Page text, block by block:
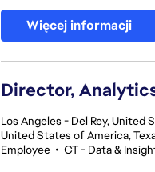
Więcej informacji
Director,
Los Angeles - Del Rey, United
United States of America,
Employee • CT - Data &